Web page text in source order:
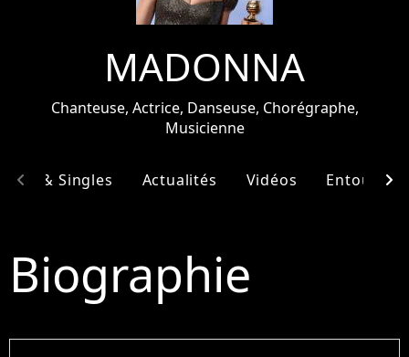
MADONNA
Chanteuse, Actrice, Danseuse, Chorégraphe,
Musicienne
& Singles Actualités Vidéos Entourage
chevron_left chevron_right
Biographie